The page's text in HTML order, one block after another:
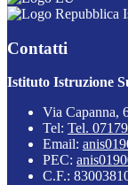
Contatti
Istituto Istruzione
Via Capanna,
Tel: Tel.
Email:
PEC:
C.F.: